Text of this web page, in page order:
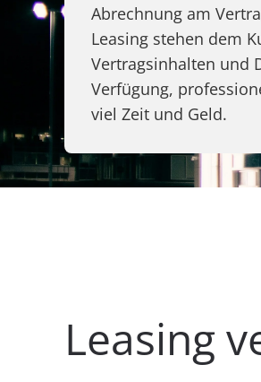
Abrechnung am
Leasing stehen dem
Vertragsinhalten und
Verfügung,
viel Zeit und Geld.
Leasing